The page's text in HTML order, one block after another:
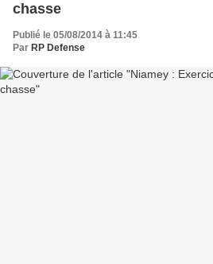
chasse
Publié le 05/08/2014 à 11:45
Par RP Defense